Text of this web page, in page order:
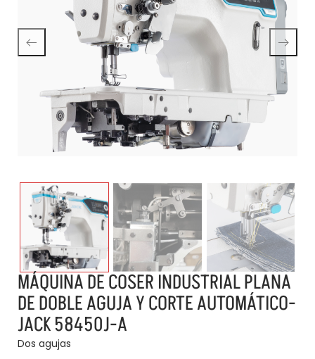
MÁQUINA DE COSER INDUSTRIAL PLANA
DE DOBLE AGUJA Y CORTE AUTOMÁTICO-
JACK 58450J-A
Dos agujas